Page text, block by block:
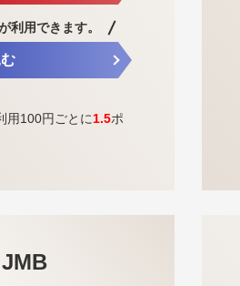
利用できます。
用100円ごとに1.5ポ